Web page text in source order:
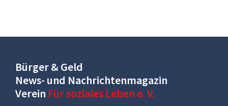
Bürger & Geld
News- und Nachrichtenmagazin
Verein Für soziales Leben e. V.